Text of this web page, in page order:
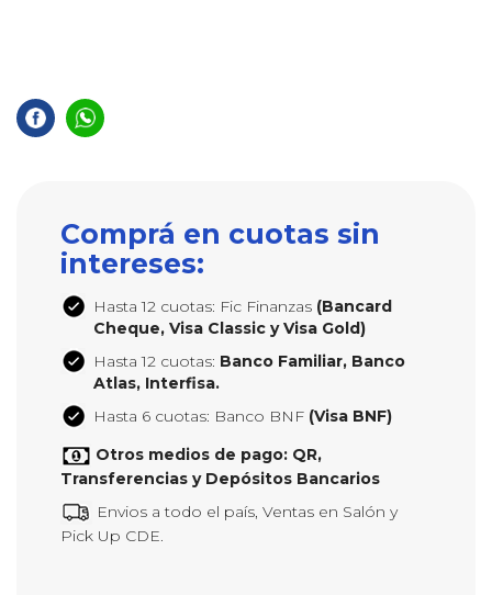
Comprá en cuotas sin
intereses:
Hasta 12 cuotas: Fic Finanzas (Bancard
Cheque, Visa Classic y Visa Gold)
Hasta 12 cuotas: Banco Familiar, Banco
Atlas, Interfisa.
Hasta 6 cuotas: Banco BNF (Visa BNF)
Otros medios de pago: QR,
Transferencias y Depósitos Bancarios
Envios a todo el país, Ventas en Salón y
Pick Up CDE.